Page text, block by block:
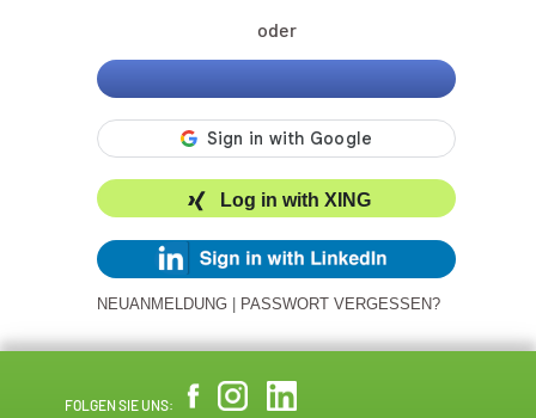
oder
Log in with XING
NEUANMELDUNG PASSWORT VERGESSEN?
FOLGEN SIE UNS: